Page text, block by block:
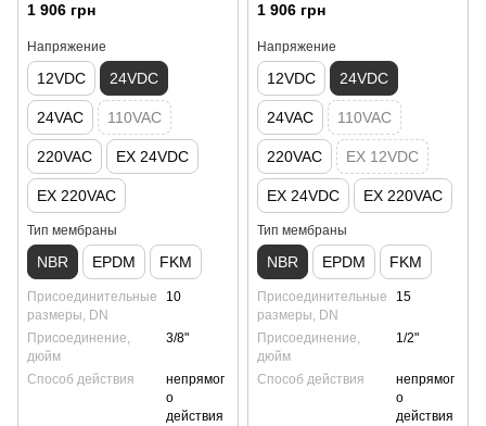
1 906 грн
Напряжение
12VDC 24VDC
24VAC 110VAC
220VAC EX 24VDC
EX 220VAC
Тип мембраны
NBR EPDM FKM
Присоединительные
размеры, DN
10
Присоединение,
дюйм
3/8"
Способ действия
непрямог
о
действия
1 906 грн
Напряжение
12VDC 24VDC
24VAC 110VAC
220VAC EX 12VDC
EX 24VDC EX 220VAC
Тип мембраны
NBR EPDM FKM
Присоединительные
размеры, DN
15
Присоединение,
дюйм
1/2"
Способ действия
непрямог
о
действия